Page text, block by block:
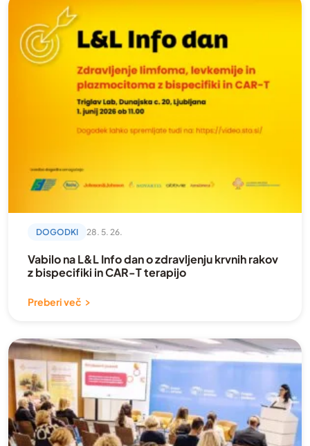
DOGODKI 28. 5. 26.
Vabilo na L&L Info dan o zdravljenju krvnih rakov
z bispecifiki in CAR-T terapijo
Preberi več